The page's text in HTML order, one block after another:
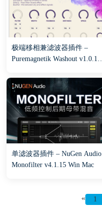
极端移相兼滤波器插件 –
Puremagnetik Washout v1.0.1
单滤波器插件 – NuGen Audio
Monofilter v4.1.15 Win Mac
« 1